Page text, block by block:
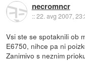
necromncr
::22. avg 2007,
Vsi ste se spotaknili ob
E6750, nihce pa ni
Zanimivo s neznim